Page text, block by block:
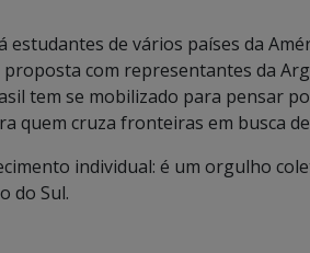
de vários países da
com representantes da
tem se mobilizado para pensar
quem cruza fronteiras em busca
individual: é um orgulho
do Sul.